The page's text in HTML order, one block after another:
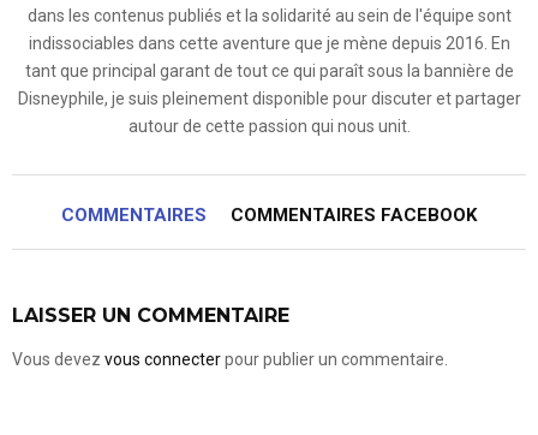
dans les contenus publiés et la solidarité au sein de l'équipe sont
indissociables dans cette aventure que je mène depuis 2016. En
tant que principal garant de tout ce qui paraît sous la bannière de
Disneyphile, je suis pleinement disponible pour discuter et partager
autour de cette passion qui nous unit.
COMMENTAIRES COMMENTAIRES FACEBOOK
LAISSER UN COMMENTAIRE
Vous devez vous connecterpour publier un commentaire.